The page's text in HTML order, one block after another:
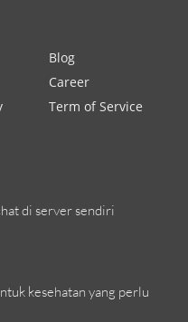
Blog
Career
Term of Service
di server sendiri
kesehatan yang perlu